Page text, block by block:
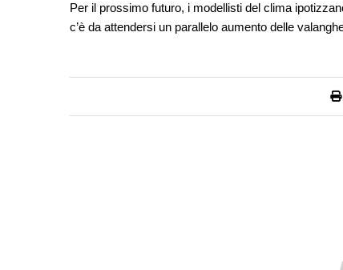
Per il prossimo futuro, i modellisti del clima
c’è da attendersi un parallelo aumento delle